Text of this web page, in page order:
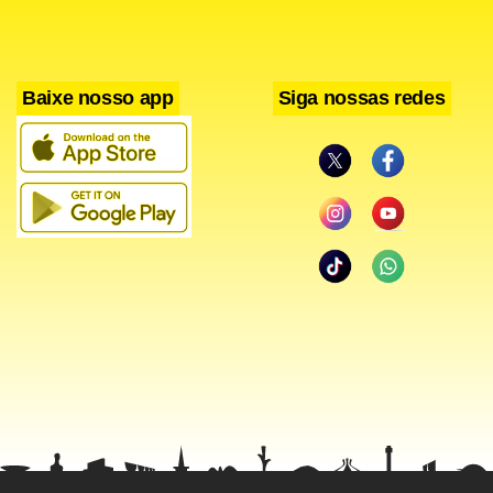
Facebook
WhatsApp
LinkedIn
Twitter Telegram
Share
Baixe nosso app Siga nossas redes